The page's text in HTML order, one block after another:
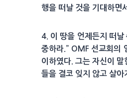
행을 떠날 것을 기대하면
4. 이 땅을 언제든지 떠날
중하라.” OMF 선교회의
이하였다. 그는 자신이
들을 결코 잊지 않고 살아